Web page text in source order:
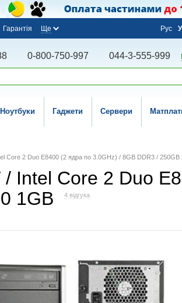
Гарантія Ще Рус
0-800-750-997 044-3-555-999
Ноутбуки Гаджети Сервери
Core 2 Duo E8400 (2 ядра по 3.0GHz) / 8GB DDR3 /
Intel Core 2 Duo
1GB
4 відгука